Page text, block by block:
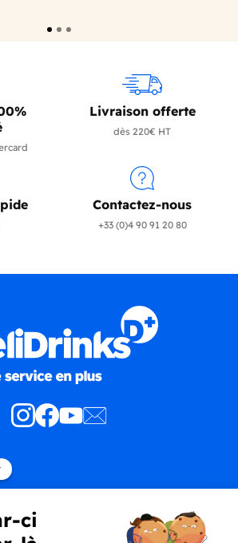
Livraison offerte
dès 220€ HT
Contactez-nous
+33 (0)4 90 91 20 80